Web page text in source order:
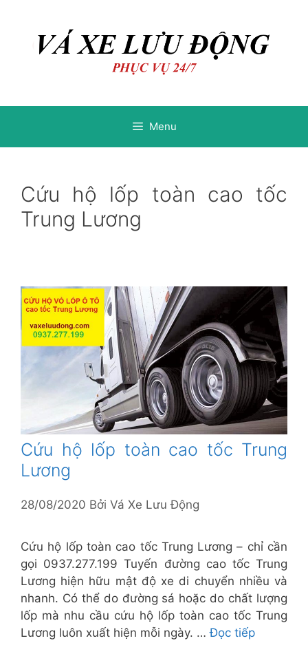
Menu
Cứu hộ lốp toàn cao tốc
Trung Lương
Cứu hộ lốp toàn cao tốc Trung
Lương
28/08/2020 Bởi Vá Xe Lưu Động
Cứu hộ lốp toàn cao tốc Trung Lương – chỉ cần
gọi 0937.277.199 Tuyến đường cao tốc Trung
Lương hiện hữu mật độ xe di chuyển nhiều và
nhanh. Có thể do đường sá hoặc do chất lượng
lốp mà nhu cầu cứu hộ lốp toàn cao tốc Trung
Lương luôn xuất hiện mỗi ngày. …Đọc tiếp